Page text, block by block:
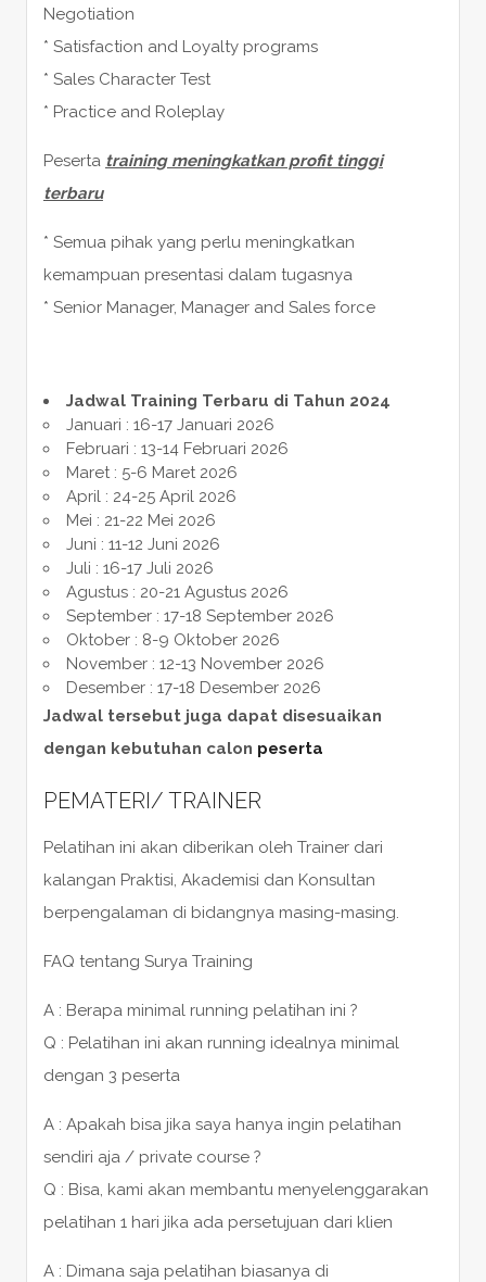
Negotiation
* Satisfaction and Loyalty programs
* Sales Character Test
* Practice and Roleplay
Peserta training meningkatkan profit tinggi
terbaru
* Semua pihak yang perlu meningkatkan
kemampuan presentasi dalam tugasnya
* Senior Manager, Manager and Sales force
Jadwal Training Terbaru di Tahun 2024
Januari : 16-17 Januari 2026
Februari : 13-14 Februari 2026
Maret : 5-6 Maret 2026
April : 24-25 April 2026
Mei : 21-22 Mei 2026
Juni : 11-12 Juni 2026
Juli : 16-17 Juli 2026
Agustus : 20-21 Agustus 2026
September : 17-18 September 2026
Oktober : 8-9 Oktober 2026
November : 12-13 November 2026
Desember : 17-18 Desember 2026
Jadwal tersebut juga dapat disesuaikan
dengan kebutuhan calon peserta
PEMATERI/ TRAINER
Pelatihan ini akan diberikan oleh Trainer dari
kalangan Praktisi, Akademisi dan Konsultan
berpengalaman di bidangnya masing-masing.
FAQ tentang Surya Training
A : Berapa minimal running pelatihan ini ?
Q : Pelatihan ini akan running idealnya minimal
dengan 3 peserta
A : Apakah bisa jika saya hanya ingin pelatihan
sendiri aja / private course ?
Q : Bisa, kami akan membantu menyelenggarakan
pelatihan 1 hari jika ada persetujuan dari klien
A : Dimana saja pelatihan biasanya di